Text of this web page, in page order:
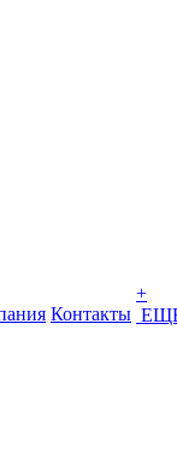
Контакты
+